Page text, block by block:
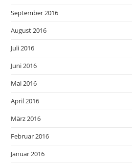
September 2016
August 2016
Juli 2016
Juni 2016
Mai 2016
April 2016
März 2016
Februar 2016
Januar 2016